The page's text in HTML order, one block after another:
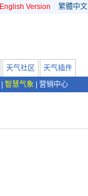
English Version 繁體中文
天气社区
天气插件
智慧气象 营销中心